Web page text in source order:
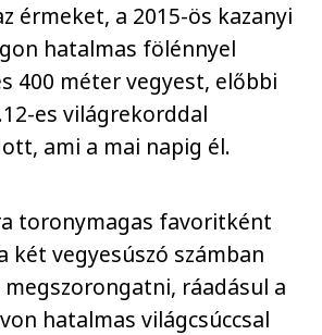
érmeket, a 2015-ös kazanyi
hatalmas fölénnyel
400 méter vegyest, előbbi
es világrekorddal
ami a mai napig él.
toronymagas favoritként
két vegyesúszó számban
ráadásul a
hatalmas világcsúccsal